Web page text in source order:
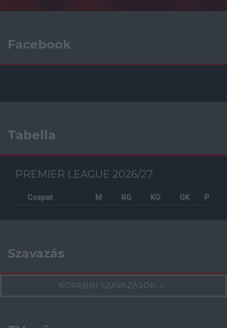
Facebook
Tabella
PREMIER LEAGUE 2026/27
Csapat M RG KG GK P
Szavazás
KORÁBBI SZAVAZÁSOK